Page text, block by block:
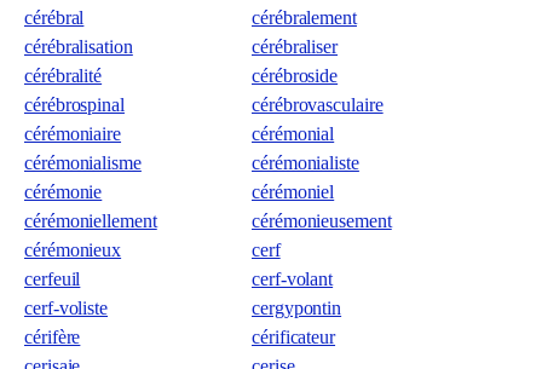
cérébral
cérébralement
cérébralisation
cérébraliser
cérébralité
cérébroside
cérébrospinal
cérébrovasculaire
cérémoniaire
cérémonial
cérémonialisme
cérémonialiste
cérémonie
cérémoniel
cérémoniellement
cérémonieusement
cérémonieux
cerf
cerfeuil
cerf-volant
cerf-voliste
cergypontin
cérifère
cérificateur